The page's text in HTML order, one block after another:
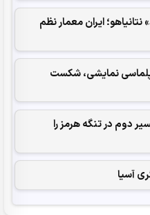
ایران معمار نظم
نمایشی، شکست
دوم در تنگه هرمز را